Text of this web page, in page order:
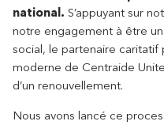
national. S’appuyant sur
notre engagement à être
social, le partenaire caritatif
moderne de Centraide
d’un renouvellement.
Nous avons lancé ce